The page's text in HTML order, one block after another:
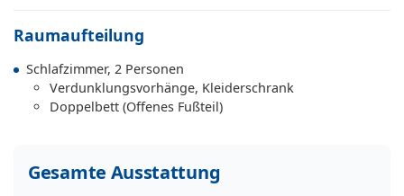
Raumaufteilung
Schlafzimmer, 2 Personen
Verdunklungsvorhänge, Kleiderschrank
Doppelbett (Offenes Fußteil)
Gesamte Ausstattung